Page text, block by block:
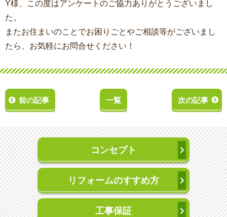
Y様、この度はアンケートのご協力ありがとうございまし
た。
またお住まいのことでお困りごとやご相談等がございまし
たら、お気軽にお問合せください！
前の記事 一覧 次の記事
コンセプト
リフォームのすすめ方
工事保証